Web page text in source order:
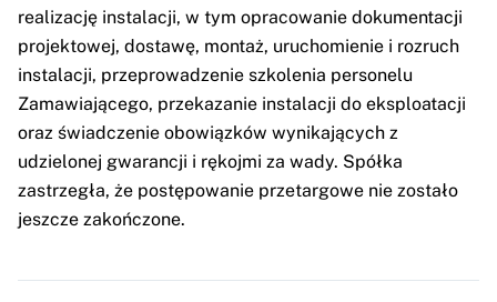
realizację instalacji, w tym opracowanie dokumentacji
projektowej, dostawę, montaż, uruchomienie i rozruch
instalacji, przeprowadzenie szkolenia personelu
Zamawiającego, przekazanie instalacji do eksploatacji
oraz świadczenie obowiązków wynikających z
udzielonej gwarancji i rękojmi za wady. Spółka
zastrzegła, że postępowanie przetargowe nie zostało
jeszcze zakończone.